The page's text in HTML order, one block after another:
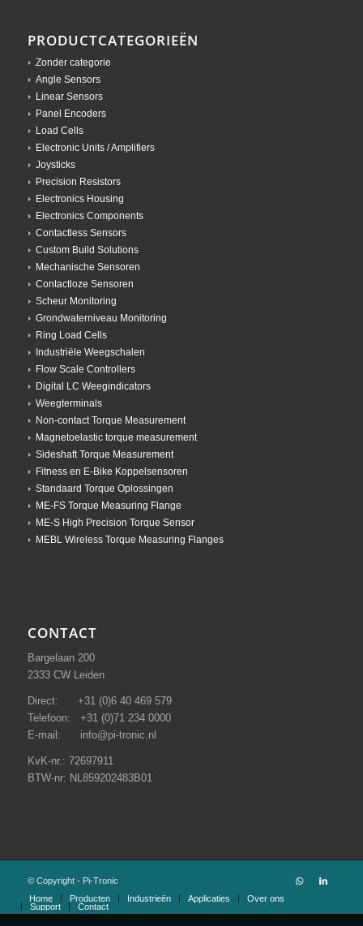
PRODUCTCATEGORIEËN
Zonder categorie
Angle Sensors
Linear Sensors
Panel Encoders
Load Cells
Electronic Units / Amplifiers
Joysticks
Precision Resistors
Electronics Housing
Electronics Components
Contactless Sensors
Custom Build Solutions
Mechanische Sensoren
Contactloze Sensoren
Scheur Monitoring
Grondwaterniveau Monitoring
Ring Load Cells
Industriële Weegschalen
Flow Scale Controllers
Digital LC Weegindicators
Weegterminals
Non-contact Torque Measurement
Magnetoelastic torque measurement
Sideshaft Torque Measurement
Fitness en E-Bike Koppelsensoren
Standaard Torque Oplossingen
ME-FS Torque Measuring Flange
ME-S High Precision Torque Sensor
MEBL Wireless Torque Measuring Flanges
CONTACT
Bargelaan 200
2333 CW Leiden
Direct: +31 (0)6 40 469 579
Telefoon: +31 (0)71 234 0000
E-mail: info@pi-tronic.nl
KvK-nr.: 72697911
BTW-nr: NL859202483B01
© Copyright - Pi-Tronic
Home
Producten Industrieën Applicaties
Over ons
Support
Contact